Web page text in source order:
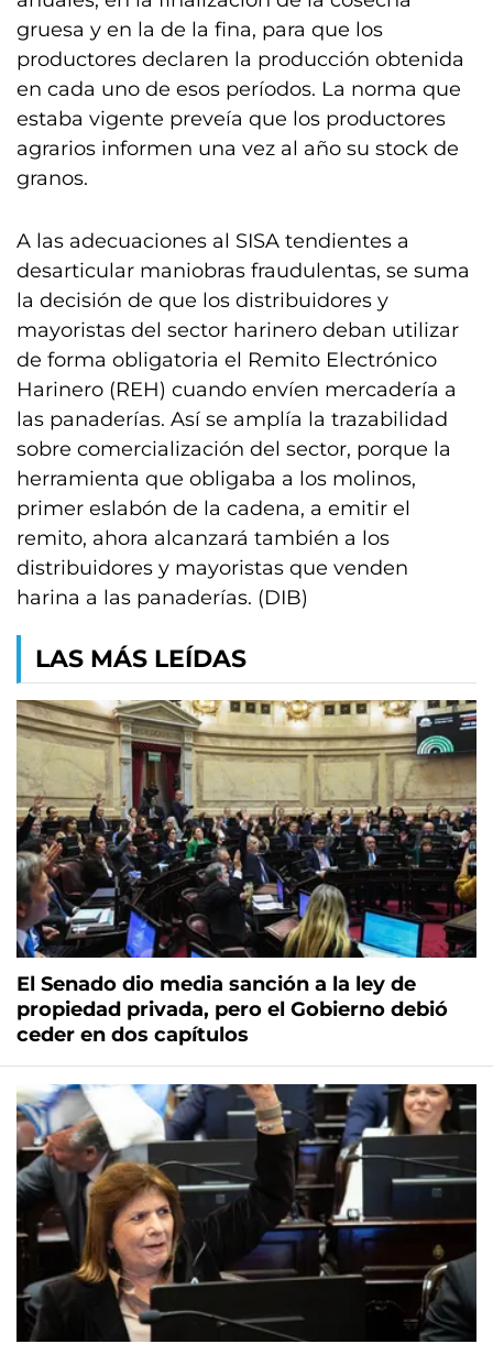
gruesa y en la de la fina, para que los
productores declaren la producción obtenida
en cada uno de esos períodos. La norma que
estaba vigente preveía que los productores
agrarios informen una vez al año su stock de
granos.
A las adecuaciones al SISA tendientes a
desarticular maniobras fraudulentas, se suma
la decisión de que los distribuidores y
mayoristas del sector harinero deban utilizar
de forma obligatoria el Remito Electrónico
Harinero (REH) cuando envíen mercadería a
las panaderías. Así se amplía la trazabilidad
sobre comercialización del sector, porque la
herramienta que obligaba a los molinos,
primer eslabón de la cadena, a emitir el
remito, ahora alcanzará también a los
distribuidores y mayoristas que venden
harina a las panaderías. (DIB)
LAS MÁS LEÍDAS
El Senado dio media sanción a la ley de
propiedad privada, pero el Gobierno debió
ceder en dos capítulos